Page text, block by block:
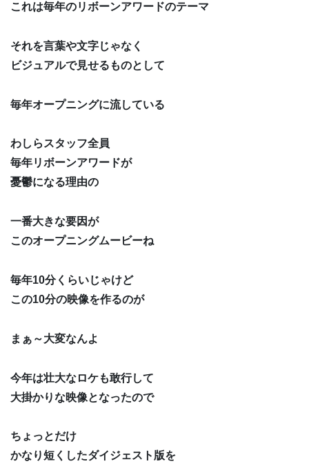
これは毎年のリボーンアワードのテーマ
それを言葉や文字じゃなく
ビジュアルで見せるものとして
毎年オープニングに流している
わしらスタッフ全員
毎年リボーンアワードが
憂鬱になる理由の
一番大きな要因が
このオープニングムービーね
毎年10分くらいじゃけど
この10分の映像を作るのが
まぁ～大変なんよ
今年は壮大なロケも敢行して
大掛かりな映像となったので
ちょっとだけ
かなり短くしたダイジェスト版を